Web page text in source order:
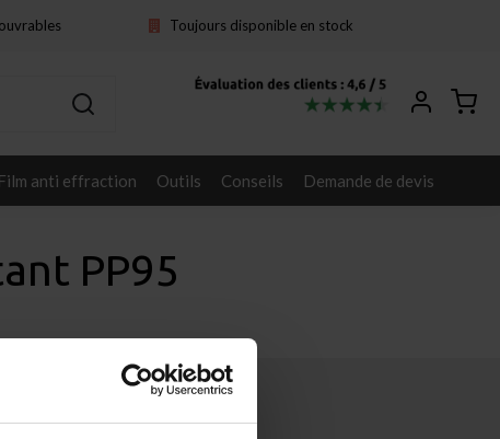
Toujours disponible en stock
Film anti effraction Outils Conseils Demande de devis
PP95
Autres